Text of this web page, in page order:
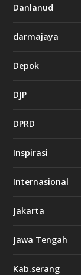
Danlanud
darmajaya
Depok
DJP
DPRD
Inspirasi
Internasional
Jakarta
Jawa Tengah
Kab.serang